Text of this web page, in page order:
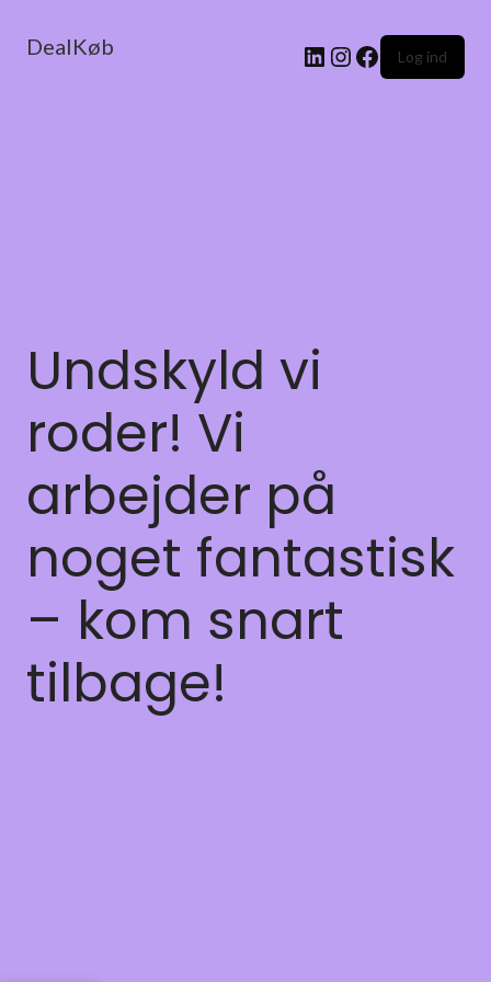
DealKøb Log ind
Undskyld vi
roder! Vi
arbejder på
noget fantastisk
– kom snart
tilbage!